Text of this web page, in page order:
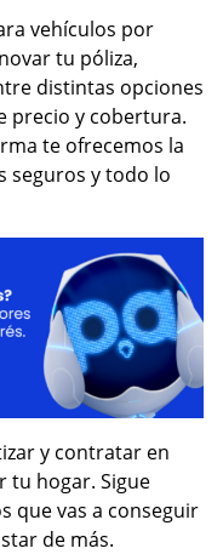
vehículos por
tu póliza,
distintas opciones
precio y cobertura.
te ofrecemos la
seguros y todo lo
y contratar en
tu hogar. Sigue
que vas a conseguir
de más.